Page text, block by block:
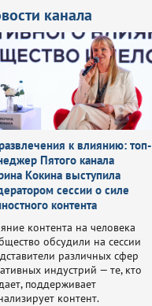
канала
к влиянию: топ-
Пятого канала
Кокина выступила
сессии о силе
контента
контента на человека
обсудили на сессии
различных сфер
индустрий — те, кто
поддерживает
контент.